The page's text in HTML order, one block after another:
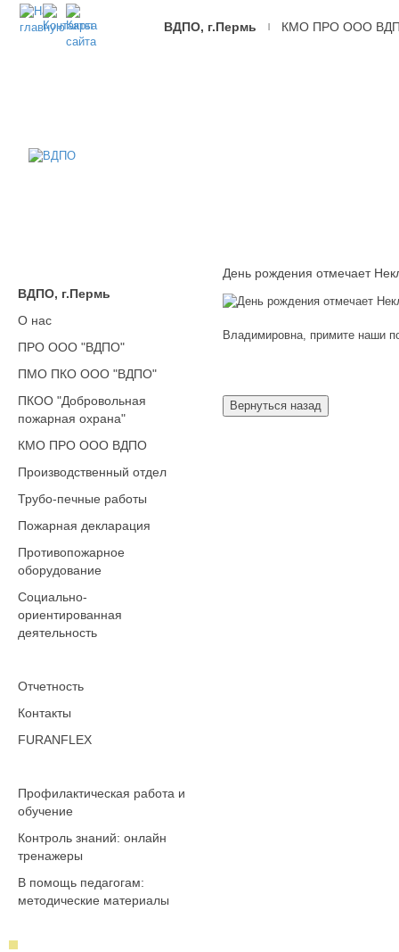
ВДПО, г.Пермь КМО ПРО ООО
ВДПО, г.Пермь
О нас
ПРО ООО "ВДПО"
ПМО ПКО ООО "ВДПО"
ПКОО "Добровольная
пожарная охрана"
КМО ПРО ООО ВДПО
Производственный отдел
Трубо-печные работы
Пожарная декларация
Противопожарное
оборудование
Социально-
ориентированная
деятельность
Отчетность
Контакты
FURANFLEX
Профилактическая работа и
обучение
Контроль знаний: онлайн
тренажеры
В помощь педагогам:
методические материалы
День рождения отмечает
Владимировна, примите наши